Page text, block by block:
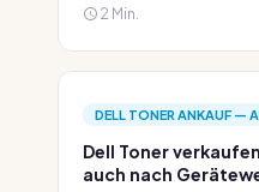
2 Min.
DELL TONER ANKAUF —
Dell Toner
auch nach